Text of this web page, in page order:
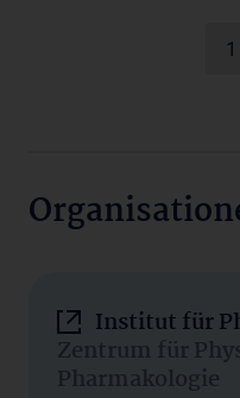
1
Institut für
Zentrum für
Pharmakologie